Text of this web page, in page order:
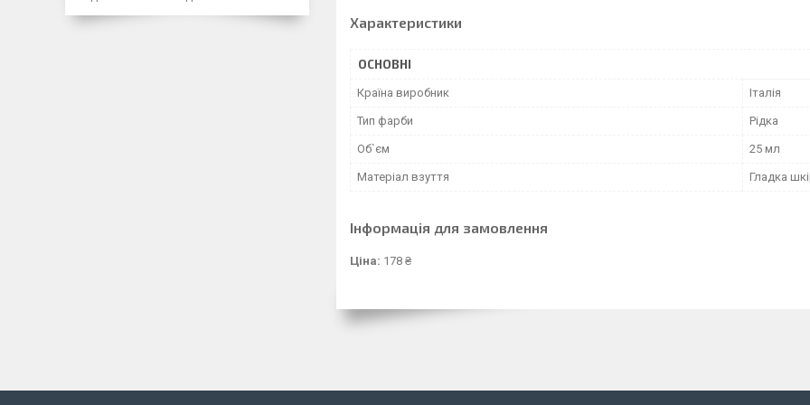
Характеристики
ОСНОВНІ
Країна виробник Італія
Тип фарби Рідка
Об`єм 25 мл
Матеріал взуття Гладка
Інформація для замовлення
Ціна: 178 ₴